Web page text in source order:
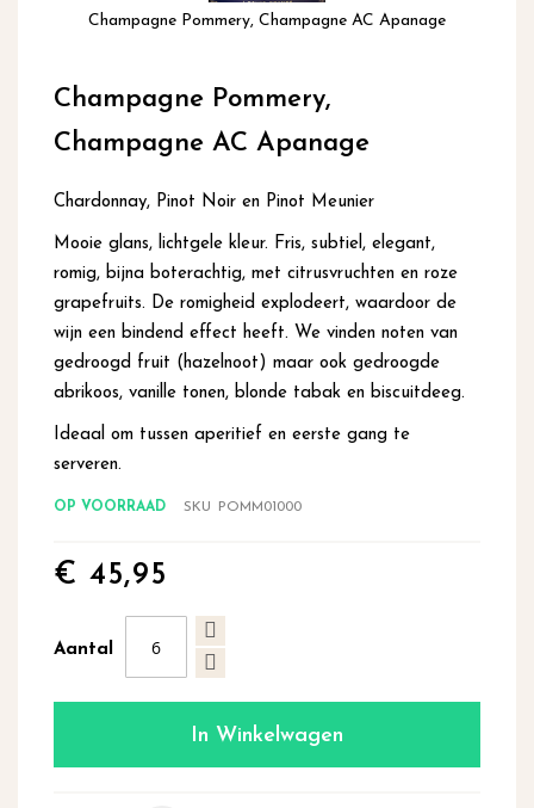
Champagne Pommery, Champagne AC Apanage
het
begin
van
afbeeldingen-
Champagne Pommery,
Champagne AC Apanage
Chardonnay, Pinot Noir en Pinot Meunier
Mooie glans, lichtgele kleur. Fris, subtiel, elegant,
romig, bijna boterachtig, met citrusvruchten en roze
grapefruits. De romigheid explodeert, waardoor de
wijn een bindend effect heeft. We vinden noten van
gedroogd fruit (hazelnoot) maar ook gedroogde
abrikoos, vanille tonen, blonde tabak en biscuitdeeg.
Ideaal om tussen aperitief en eerste gang te
serveren.
OP VOORRAAD SKU POMM01000
€ 45,95
Aantal
In Winkelwagen